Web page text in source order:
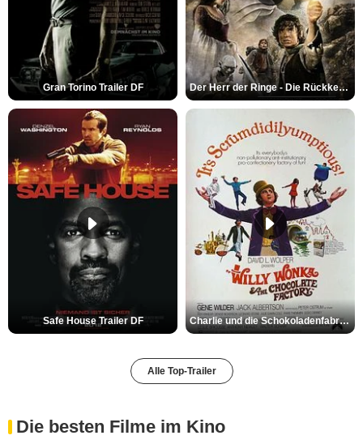
Gran Torino Trailer DF Der Herr der Ringe - Die Rückkehr des Königs Trailer OV
Safe House Trailer DF Charlie und die Schokoladenfabrik Trailer OV
Alle Top-Trailer
Die besten Filme im Kino